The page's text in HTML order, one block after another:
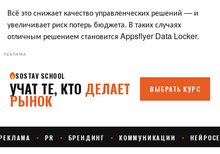
Всё это снижает качество управленческих решений — и
увеличивает риск потерь бюджета. В таких случаях
отличным решением становится Appsflyer Data Locker.
РЕКЛАМА